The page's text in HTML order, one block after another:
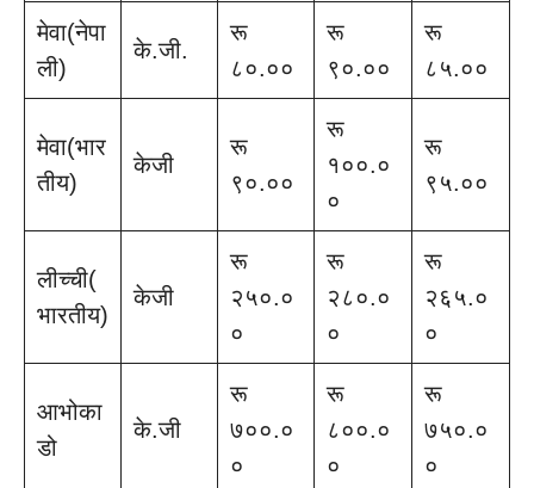
मेवा(नेपा
ली)
के.जी.
रू
८०.००
रू
९०.००
रू
८५.००
मेवा(भार
तीय)
केजी
रू
९०.००
रू
१००.०
०
रू
९५.००
लीच्ची(
भारतीय)
केजी
रू
२५०.०
०
रू
२८०.०
०
रू
२६५.०
०
आभोका
डो
के.जी
रू
७००.०
०
रू
८००.०
०
रू
७५०.०
०